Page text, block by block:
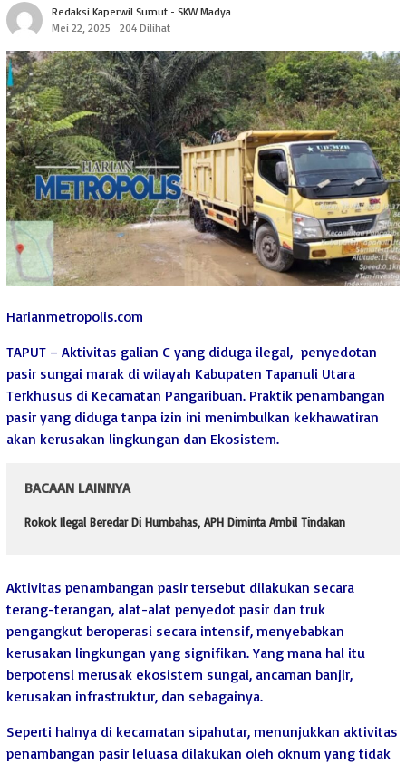
Redaksi Kaperwil Sumut - SKW Madya
Mei 22, 2025
204 Dilihat
Harianmetropolis.com
TAPUT – Aktivitas galian C yang diduga ilegal, penyedotan
pasir sungai marak di wilayah Kabupaten Tapanuli Utara
Terkhusus di Kecamatan Pangaribuan. Praktik penambangan
pasir yang diduga tanpa izin ini menimbulkan kekhawatiran
akan kerusakan lingkungan dan Ekosistem.
BACAAN LAINNYA
Rokok Ilegal Beredar Di Humbahas, APH Diminta Ambil Tindakan
Aktivitas penambangan pasir tersebut dilakukan secara
terang-terangan, alat-alat penyedot pasir dan truk
pengangkut beroperasi secara intensif, menyebabkan
kerusakan lingkungan yang signifikan. Yang mana hal itu
berpotensi merusak ekosistem sungai, ancaman banjir,
kerusakan infrastruktur, dan sebagainya.
Seperti halnya di kecamatan sipahutar, menunjukkan aktivitas
penambangan pasir leluasa dilakukan oleh oknum yang tidak